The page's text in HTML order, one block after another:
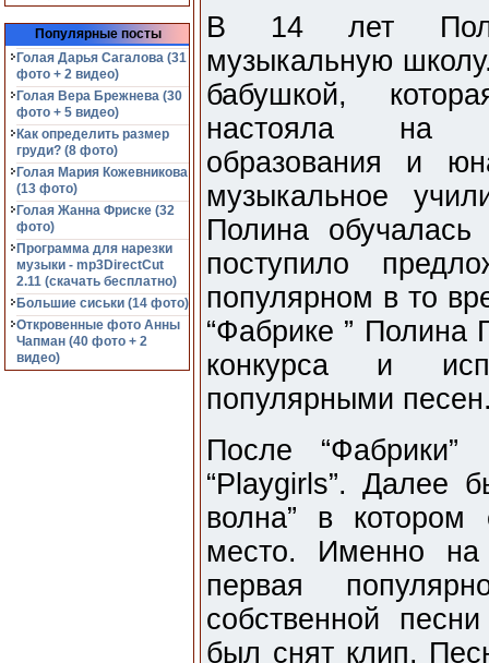
Популярные посты
Голая Дарья Сагалова (31
фото + 2 видео)
Голая Вера Брежнева (30
фото + 5 видео)
Как определить размер
груди? (8 фото)
Голая Мария Кожевникова
(13 фото)
Голая Жанна Фриске (32
фото)
Программа для нарезки
музыки - mp3DirectCut
2.11 (cкачать бесплатно)
Большие сиськи (14 фото)
Откровенные фото Анны
Чапман (40 фото + 2
видео)
В 14 лет
музыкальную
бабушкой,
настояла на
образования и
музыкальное
Полина
поступило
популярном в то
“Фабрике ” Полина
конкурса и
популярными
После
“Playgirls”. Далее
волна” в котором
место. Именно
первая
собственной
был снят клип.